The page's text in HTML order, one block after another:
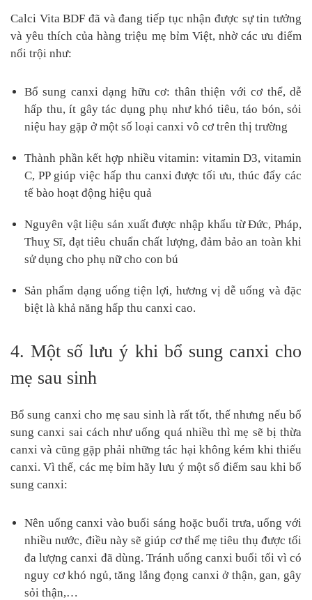
Calci Vita BDF đã và đang tiếp tục nhận được sự tin tưởng
và yêu thích của hàng triệu mẹ bỉm Việt, nhờ các ưu điểm
nổi trội như:
Bổ sung canxi dạng hữu cơ: thân thiện với cơ thể, dễ
hấp thu, ít gây tác dụng phụ như khó tiêu, táo bón, sỏi
niệu hay gặp ở một số loại canxi vô cơ trên thị trường
Thành phần kết hợp nhiều vitamin: vitamin D3, vitamin
C, PP giúp việc hấp thu canxi được tối ưu, thúc đẩy các
tế bào hoạt động hiệu quả
Nguyên vật liệu sản xuất được nhập khẩu từ Đức, Pháp,
Thuỵ Sĩ, đạt tiêu chuẩn chất lượng, đảm bảo an toàn khi
sử dụng cho phụ nữ cho con bú
Sản phẩm dạng uống tiện lợi, hương vị dễ uống và đặc
biệt là khả năng hấp thu canxi cao.
4. Một số lưu ý khi bổ sung canxi cho
mẹ sau sinh
Bổ sung canxi cho mẹ sau sinh là rất tốt, thế nhưng nếu bổ
sung canxi sai cách như uống quá nhiều thì mẹ sẽ bị thừa
canxi và cũng gặp phải những tác hại không kém khi thiếu
canxi. Vì thế, các mẹ bỉm hãy lưu ý một số điểm sau khi bổ
sung canxi:
Nên uống canxi vào buổi sáng hoặc buổi trưa, uống với
nhiều nước, điều này sẽ giúp cơ thể mẹ tiêu thụ được tối
đa lượng canxi đã dùng. Tránh uống canxi buổi tối vì có
nguy cơ khó ngủ, tăng lắng đọng canxi ở thận, gan, gây
sỏi thận,…